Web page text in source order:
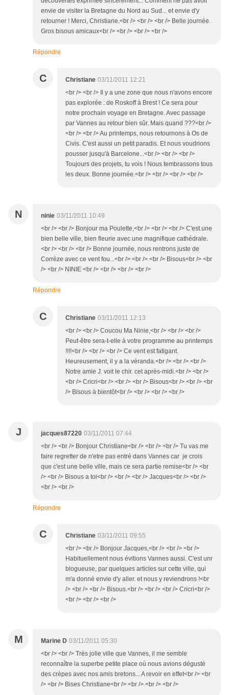
envie de visiter la Bretagne du Nord au Sud... et envie d'y
retourner ! Merci, Christiane.<br /> <br /> <br /> Belle journée.
Gros bisous amicaux<br /> <br /> <br /> <br />
Répondre
C Christiane 03/11/2011 12:21
<br /> <br /> Il y a une zone que nous n'avons encore
pas explorée : de Roskoff à Brest ! Ce sera pour
notre prochain voyage en Bretagne. Avec passage
par Vannes au retour bien sûr. Mais quand ???<br />
<br /> <br /> Au printemps, nous retournons à Os de
Civis. C'est aussi un petit paradis. Et nous voudrions
pousser jusqu'à Barcelone...<br /> <br /> <br />
Toujours des projets, tu vois ! Nous tembrassons tous
les deux. Bonne journée.<br /> <br /> <br /> <br />
N ninie 03/11/2011 10:49
<br /> <br /> Bonjour ma Poulette,<br /> <br /> <br /> C'est une
bien belle ville, bien fleurie avec une magnifique cathédrale.
<br /> <br /> <br /> Bonne journée, nous rentrons juste de
Corrèze avec ce vent fou...<br /> <br /> <br /> Bisous<br /> <br
/> <br /> NINIE <br /> <br /> <br /> <br />
Répondre
C Christiane 03/11/2011 12:13
<br /> <br /> Coucou Ma Ninie,<br /> <br /> <br />
Peut-être sera-t-elle à votre programme au printemps
!!!!<br /> <br /> <br /> Ce vent est fatigant.
Heureusement, il y a la véranda.<br /> <br /> <br />
Notre amie J. voit le chir. cet après-midi.<br /> <br />
<br /> Cricri<br /> <br /> <br /> Bisous<br /> <br /> <br
/> Bisous à bientôt<br /> <br /> <br /> <br />
J jacques87220 03/11/2011 07:44
<br /> <br /> Bonjour Christiane<br /> <br /> <br /> Tu vas me
faire regretter de n'etre pas entré dans Vannes car je crois
que c'est une belle ville, mais ce sera partie remise<br /> <br
/> <br /> Bisous a toi<br /> <br /> <br /> Jacques<br /> <br />
<br /> <br />
Répondre
C Christiane 03/11/2011 09:55
<br /> <br /> Bonjour Jacques,<br /> <br /> <br />
Habituellement nous évitions Vannes aussi. C'est unr
blogueuse, par quelques articles sur cette ville, qui
m'a donné envie d'y aller. et nous y reviendrons !<br
/> <br /> <br /> Bisous.<br /> <br /> <br /> Cricri<br />
<br /> <br /> <br />
M Marine D 03/11/2011 05:30
<br /> <br /> Très jolie ville que Vannes, il me semble
reconnaître la superbe petite place où nous avions dégusté
des crèpes avec nos amis bretons... A revoir en effet<br /> <br
/> <br /> Bises Christiane<br /> <br /> <br /> <br />